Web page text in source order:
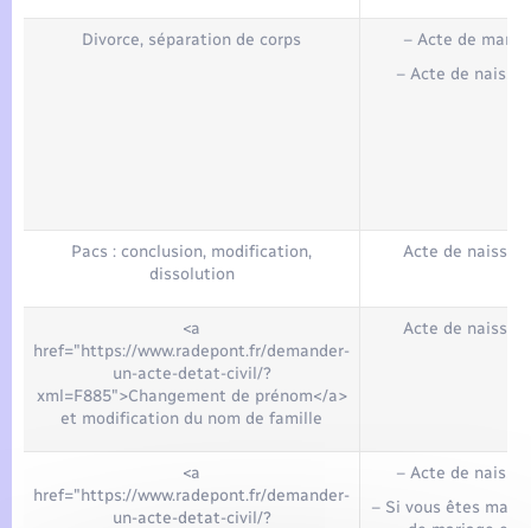
Divorce, séparation de corps
– Acte de
– Acte de
Pacs : conclusion, modification,
dissolution
Acte de
<a
href="https://www.radepont.fr/demander-
un-acte-detat-civil/?
xml=F885">Changement de prénom</a>
et modification du nom de famille
Acte de
<a
href="https://www.radepont.fr/demander-
un-acte-detat-civil/?
– Acte de
– Si vous êtes